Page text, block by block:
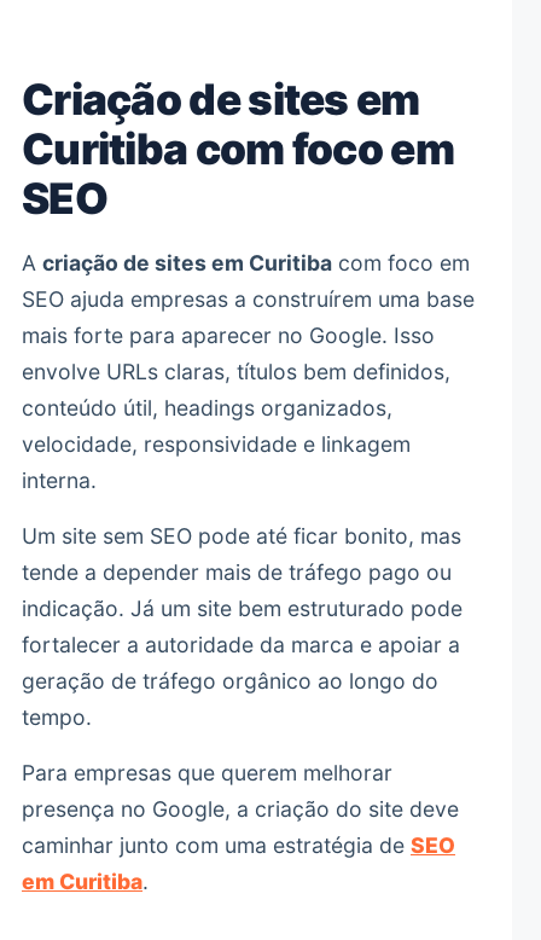
Criação de sites em
Curitiba com foco em
SEO
A criação de sites em Curitiba com foco em
SEO ajuda empresas a construírem uma base
mais forte para aparecer no Google. Isso
envolve URLs claras, títulos bem definidos,
conteúdo útil, headings organizados,
velocidade, responsividade e linkagem
interna.
Um site sem SEO pode até ficar bonito, mas
tende a depender mais de tráfego pago ou
indicação. Já um site bem estruturado pode
fortalecer a autoridade da marca e apoiar a
geração de tráfego orgânico ao longo do
tempo.
Para empresas que querem melhorar
presença no Google, a criação do site deve
caminhar junto com uma estratégia de SEO
em Curitiba.